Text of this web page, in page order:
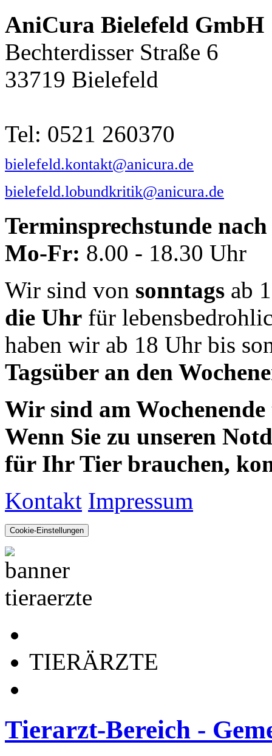
AniCura Bielefeld GmbH
Bechterdisser Straße 6
33719 Bielefeld
Tel: 0521 260370
bielefeld.kontakt@anicura.de
bielefeld.lobundkritik@anicura.de
Terminsprechstunde
Mo-Fr: 8.00 - 18.30 Uhr
Wir sind von sonntags ab
die Uhr für
haben wir ab 18 Uhr bis
Tagsüber an den
Wir sind am
Wenn Sie zu unseren
für Ihr Tier brauchen,
Kontakt Impressum
Cookie-Einstellungen
TIERÄRZTE
Tierarzt-Bereich -